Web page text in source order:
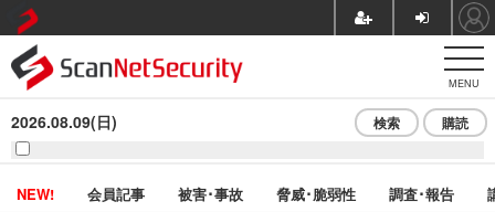
MENU
2026.08.09(日) 検索 購読
NEW! 会員記事 被害･事故 脅威･脆弱性 調査･報告